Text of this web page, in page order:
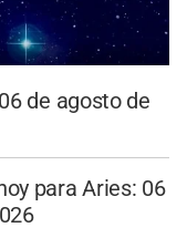
de agosto de
para Aries: 06